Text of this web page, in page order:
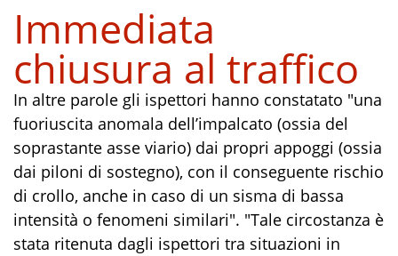
Immediata
chiusura al traffico
In altre parole gli ispettori hanno constatato "una
fuoriuscita anomala dell’impalcato (ossia del
soprastante asse viario) dai propri appoggi (ossia
dai piloni di sostegno), con il conseguente rischio
di crollo, anche in caso di un sisma di bassa
intensità o fenomeni similari". "Tale circostanza è
stata ritenuta dagli ispettori tra situazioni in